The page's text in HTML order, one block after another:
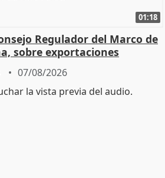
01:18
Regulador del Marco de
sobre exportaciones
07/08/2026